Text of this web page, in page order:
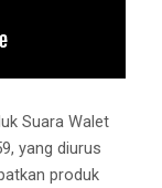
Suara Walet
yang diurus
produk